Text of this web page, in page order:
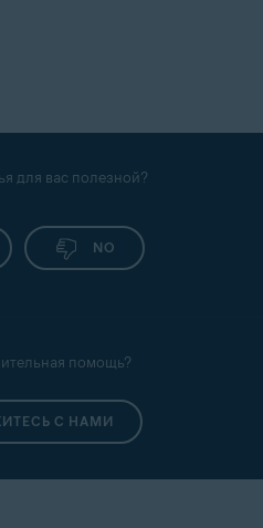
для вас полезной?
NO
помощь?
С НАМИ